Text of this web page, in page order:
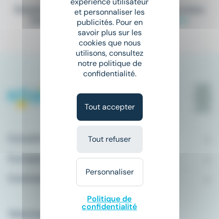
Elargissez vos critères de recherche ou bien
consultez la totalité de nos offres
Comment ça marche ?
et personnaliser les
publicités. Pour en
savoir plus sur les
cookies que nous
utilisons, consultez
notre politique de
confidentialité.
Tout accepter
Tout refuser
Personnaliser
Politique de
confidentialité